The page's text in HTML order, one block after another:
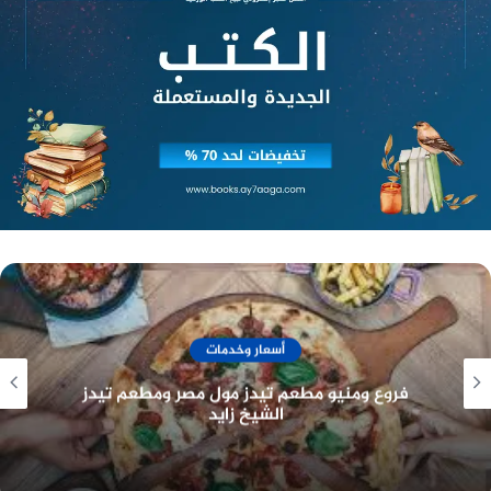
الموافق 15 يناير 2024، ارتفاعًا بمقدار 1.5 جنيه مصري،
حيث بلغ سعر البيع 3281 جنيه مصري، وسعر الشراء
3241 جنيه مصري.
أسعار الذهب عيار 18
سجل سعر الذهب عيار 18 في مصر اليوم الإثنين
الموافق 15 يناير 2024، ارتفاعًا بمقدار 0.75 جنيه مصري،
حيث بلغ سعر البيع 2812.25 جنيه مصري، وسعر الشراء
2778 جنيه مصري.
أسعار الذهب عيار 14
أسعار وخدمات
فروع ومنيو مطعم بوتشرز برجر